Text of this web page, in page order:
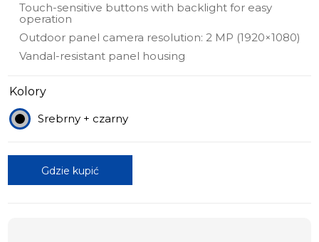
Touch-sensitive buttons with backlight for easy
operation
Outdoor panel camera resolution: 2 MP (1920×1080)
Vandal-resistant panel housing
Kolory
Srebrny + czarny
Gdzie kupić